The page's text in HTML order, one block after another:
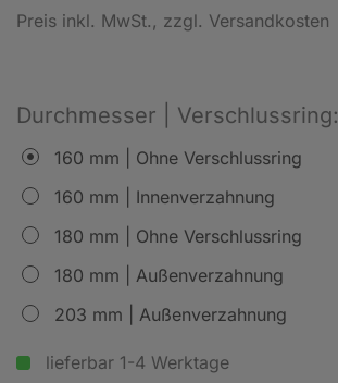
Preis inkl. MwSt., zzgl. Versandkosten
Durchmesser | Verschlussring:
160 mm | Ohne Verschlussring
160 mm | Innenverzahnung
180 mm | Ohne Verschlussring
180 mm | Außenverzahnung
203 mm | Außenverzahnung
lieferbar 1-4 Werktage